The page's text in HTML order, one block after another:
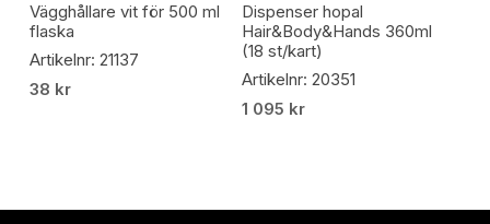
Vägghållare vit för 500 ml
flaska
Artikelnr: 21137
38 kr
Dispenser hopal
Hair&Body&Hands 360ml
(18 st/kart)
Artikelnr: 20351
1 095 kr